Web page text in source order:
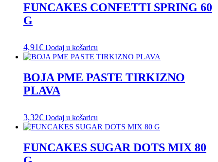
FUNCAKES CONFETTI SPRING 60
G
4,91€ Dodaj u košaricu
BOJA PME PASTE TIRKIZNO
PLAVA
3,32€ Dodaj u košaricu
FUNCAKES SUGAR DOTS MIX 80